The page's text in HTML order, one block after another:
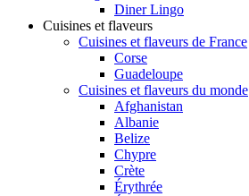
Diner Lingo
Cuisines et flaveurs
Cuisines et flaveurs de France
Corse
Guadeloupe
Cuisines et flaveurs du monde
Afghanistan
Albanie
Belize
Chypre
Crète
Érythrée